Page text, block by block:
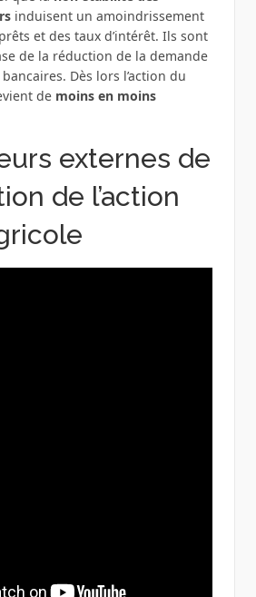
induisent un amoindrissement
et des taux d’intérêt. Ils sont
de la réduction de la demande
Dès lors l’action du
de moins en moins
externes de
de l’action